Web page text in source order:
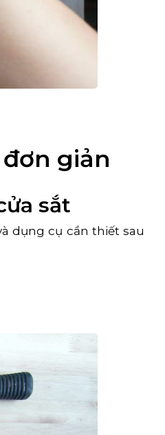
giản
sắt
dụng cụ cần thiết sau